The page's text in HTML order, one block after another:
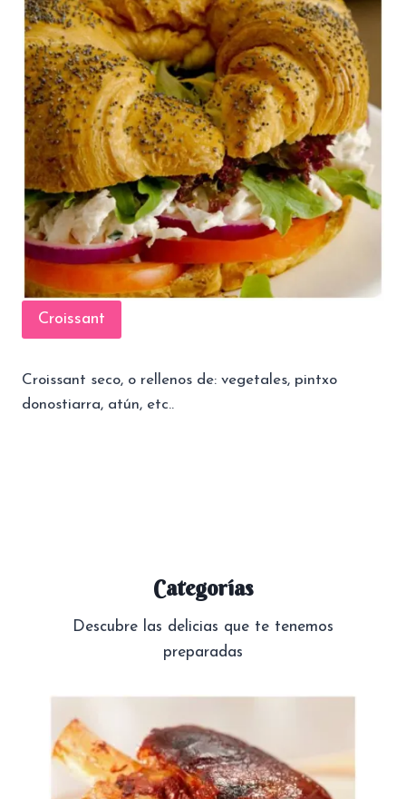
Croissant
Croissant seco, o rellenos de: vegetales, pintxo
donostiarra, atún, etc..
Categorías
Descubre las delicias que te tenemos
preparadas